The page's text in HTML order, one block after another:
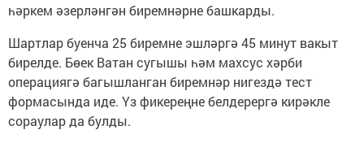
һәркем әзерләнгән биремнәрне башкарды.
Шартлар буенча 25 биремне эшләргә 45 минут вакыт
бирелде. Бөек Ватан сугышы һәм махсус хәрби
операциягә багышланган биремнәр нигездә тест
формасында иде. Үз фикереңне белдерергә кирәкле
сораулар да булды.